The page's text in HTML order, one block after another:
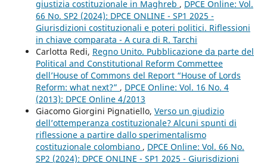
giustizia costituzionale in Maghreb , DPCE Online: Vol.
66 No. SP2 (2024): DPCE ONLINE - SP1 2025 -
Giurisdizioni costituzionali e poteri politici. Riflessioni
in chiave comparata - A cura di R. Tarchi
Carlotta Redi, Regno Unito. Pubblicazione da parte del
Political and Constitutional Reform Commettee
dell’House of Commons del Report “House of Lords
Reform: what next?” , DPCE Online: Vol. 16 No. 4
(2013): DPCE Online 4/2013
Giacomo Giorgini Pignatiello, Verso un giudizio
dell’ottemperanza costituzionale? Alcuni spunti di
riflessione a partire dallo sperimentalismo
costituzionale colombiano , DPCE Online: Vol. 66 No.
SP2 (2024): DPCE ONLINE - SP1 2025 - Giurisdizioni